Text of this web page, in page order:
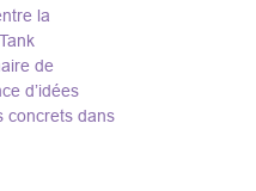
la
de
d’idées
concrets dans